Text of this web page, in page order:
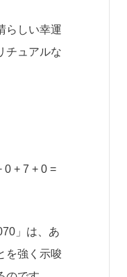
らしい幸運
チュアルな
0 + 7 + 0 =
」は、あ
を強く示唆